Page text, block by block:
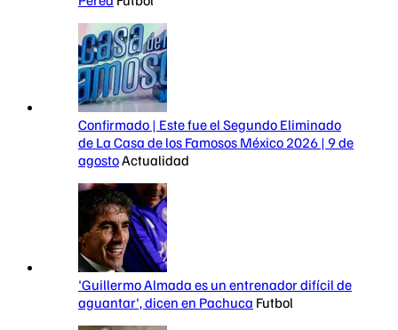
Confirmado | Este fue el Segundo Eliminado
de La Casa de los Famosos México 2026 | 9 de
agostoActualidad
'Guillermo Almada es un entrenador difícil de
aguantar', dicen en Pachuca Futbol